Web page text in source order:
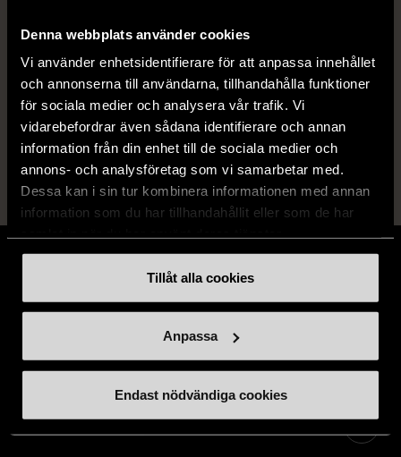
Denna webbplats använder cookies
Vi använder enhetsidentifierare för att anpassa innehållet
och annonserna till användarna, tillhandahålla funktioner
för sociala medier och analysera vår trafik. Vi
vidarebefordrar även sådana identifierare och annan
information från din enhet till de sociala medier och
annons- och analysföretag som vi samarbetar med.
Dessa kan i sin tur kombinera informationen med annan
information som du har tillhandahållit eller som de har
Tillåt alla cookies
Anpassa
Endast nödvändiga cookies
Produkten är unik och finns enbart som 1 st i lager.
Fri frakt på alla köp över 990 kr.
14 dagars ångerrät.
Hitta till oss